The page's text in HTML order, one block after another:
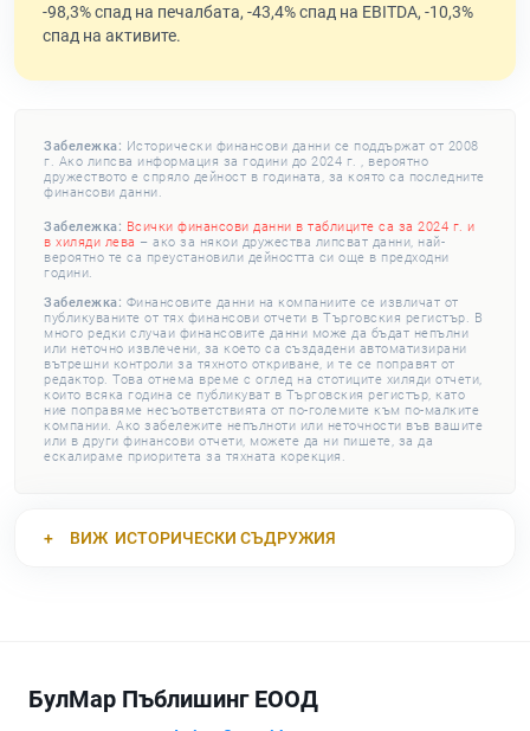
-98,3% спад на печалбата, -43,4% спад на EBITDA, -10,3%
спад на активите.
Забележка: Исторически финансови данни се поддържат от 2008
г. Ако липсва информация за години до 2024 г. , вероятно
дружеството е спряло дейност в годината, за която са последните
финансови данни.
Забележка: Всички финансови данни в таблиците са за 2024 г. и
в хиляди лева – ако за някои дружества липсват данни, най-
вероятно те са преустановили дейността си още в предходни
години.
Забележка: Финансовите данни на компаниите се извличат от
публикуваните от тях финансови отчети в Търговския регистър. В
много редки случаи финансовите данни може да бъдат непълни
или неточно извлечени, за което са създадени автоматизирани
вътрешни контроли за тяхното откриване, и те се поправят от
редактор. Това отнема време с оглед на стотиците хиляди отчети,
които всяка година се публикуват в Търговския регистър, като
ние поправяме несъответствията от по-големите към по-малките
компании. Ако забележите непълноти или неточности във вашите
или в други финансови отчети, можете да ни пишете, за да
ескалираме приоритета за тяхната корекция.
ВИЖ ИСТОРИЧЕСКИ СЪДРУЖИЯ
БулМар Пъблишинг ЕООД